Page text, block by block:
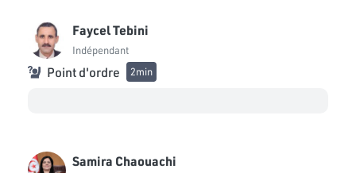
Faycel Tebini
Indépendant
Point d'ordre 2min
Samira Chaouachi
Noureddine Bhiri
Bloc Ennahdha
Bloc Ennahdha